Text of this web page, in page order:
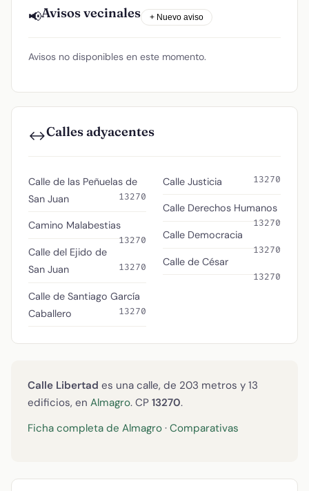
📢Avisos vecinales + Nuevo aviso
Avisos no disponibles en este momento.
↔️Calles adyacentes
Calle de las Peñuelas de
San Juan
13270
Camino Malabestias
13270
Calle del Ejido de
San Juan
13270
Calle de Santiago García
Caballero
13270
Calle Justicia 13270
Calle Derechos Humanos
13270
Calle Democracia
13270
Calle de César
13270
Calle Libertad es una calle, de 203 metros y 13
edificios, en Almagro. CP 13270.
Ficha completa de Almagro · Comparativas